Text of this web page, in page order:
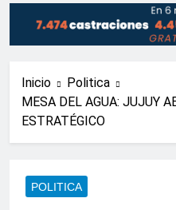
Inicio
Politica
MESA DEL AGUA: JUJUY
ESTRATÉGICO
POLITICA